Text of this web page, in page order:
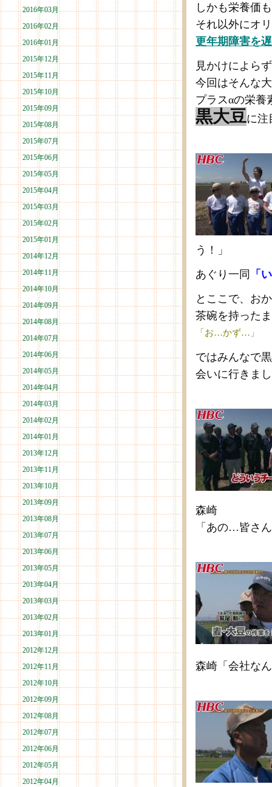
2016年03月
2016年02月
2016年01月
2015年12月
2015年11月
2015年10月
2015年09月
2015年08月
2015年07月
2015年06月
2015年05月
2015年04月
2015年03月
2015年02月
2015年01月
2014年12月
2014年11月
2014年10月
2014年09月
2014年08月
2014年07月
2014年06月
2014年05月
2014年04月
2014年03月
2014年02月
2014年01月
2013年12月
2013年11月
2013年10月
2013年09月
2013年08月
2013年07月
2013年06月
2013年05月
2013年04月
2013年03月
2013年02月
2013年01月
2012年12月
2012年11月
2012年10月
2012年09月
2012年08月
2012年07月
2012年06月
2012年05月
2012年04月
しかも栄養価
それ以外にオ
更年期障害を
見かけによら
今回はそんな
プラスαの栄
黒大豆に注
う！」
あぐり一同
「
とここで、お
茶碗を持った
「お…かず…」
ではみんなで
会いに行きま
森崎
「あの…皆さ
森崎「会社な